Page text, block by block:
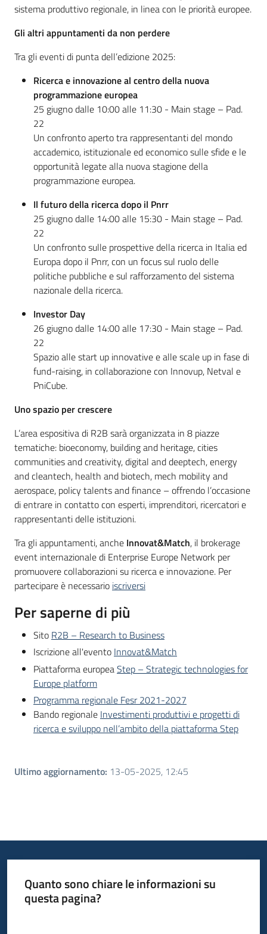
sistema produttivo regionale, in linea con le priorità europee.
Gli altri appuntamenti da non perdere
Tra gli eventi di punta dell’edizione 2025:
Ricerca e innovazione al centro della nuova
programmazione europea
25 giugno dalle 10:00 alle 11:30 - Main stage – Pad.
22
Un confronto aperto tra rappresentanti del mondo
accademico, istituzionale ed economico sulle sfide e le
opportunità legate alla nuova stagione della
programmazione europea.
Il futuro della ricerca dopo il Pnrr
25 giugno dalle 14:00 alle 15:30 - Main stage – Pad.
22
Un confronto sulle prospettive della ricerca in Italia ed
Europa dopo il Pnrr, con un focus sul ruolo delle
politiche pubbliche e sul rafforzamento del sistema
nazionale della ricerca.
Investor Day
26 giugno dalle 14:00 alle 17:30 - Main stage – Pad.
22
Spazio alle start up innovative e alle scale up in fase di
fund-raising, in collaborazione con Innovup, Netval e
PniCube.
Uno spazio per crescere
L’area espositiva di R2B sarà organizzata in 8 piazze
tematiche: bioeconomy, building and heritage, cities
communities and creativity, digital and deeptech, energy
and cleantech, health and biotech, mech mobility and
aerospace, policy talents and finance – offrendo l’occasione
di entrare in contatto con esperti, imprenditori, ricercatori e
rappresentanti delle istituzioni.
Tra gli appuntamenti, anche Innovat&Match, il brokerage
event internazionale di Enterprise Europe Network per
promuovere collaborazioni su ricerca e innovazione. Per
partecipare è necessario iscriversi
Per saperne di più
Sito R2B – Research to Business
Iscrizione all'evento Innovat&Match
Piattaforma europeaStep – Strategic technologies for
Europe platform
Programma regionale Fesr 2021-2027
Bando regionale Investimenti produttivi e progetti di
ricerca e sviluppo nell’ambito della piattaforma Step
Ultimo aggiornamento: 13-05-2025, 12:45
Quanto sono chiare le informazioni su
questa pagina?